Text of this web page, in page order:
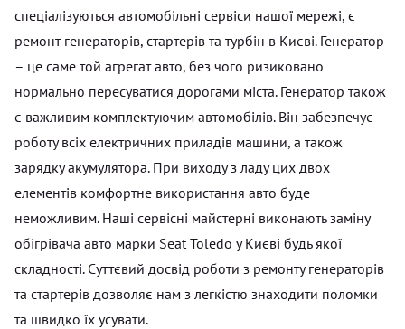
спеціалізуються автомобільні сервіси нашої мережі, є
ремонт генераторів, стартерів та турбін в Києві. Генератор
– це саме той агрегат авто, без чого ризиковано
нормально пересуватися дорогами міста. Генератор також
є важливим комплектуючим автомобілів. Він забезпечує
роботу всіх електричних приладів машини, а також
зарядку акумулятора. При виходу з ладу цих двох
елементів комфортне використання авто буде
неможливим. Наші сервісні майстерні виконають заміну
обігрівача авто марки Seat Toledo у Києві будь якої
складності. Суттєвий досвід роботи з ремонту генераторів
та стартерів дозволяє нам з легкістю знаходити поломки
та швидко їх усувати.